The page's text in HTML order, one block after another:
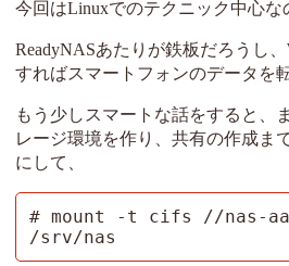
今回はLinuxでのテクニック中心な
ReadyNASあたりが鉄板だろうし
すればスマートフォンのデータを
もう少しスマートな話をすると、
レージ環境を作り、共有の作成ま
にして、
# mount -t cifs //nas-
/srv/nas